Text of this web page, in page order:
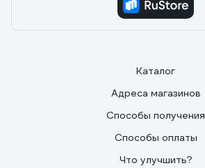
Каталог
Адреса магазинов
Способы получения
Способы оплаты
Что улучшить?